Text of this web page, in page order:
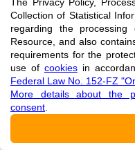
1
REVIEW TEXT
DOI: 10.60797/
Научный обзор
у детей с
Collection of Statistical
regarding the
Resource, and also
requirements for the
use of cookiesin
Federal Law No. 152-FZ
More details about the
consent